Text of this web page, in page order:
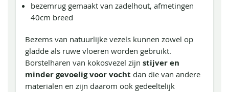
bezemrug gemaakt van zadelhout, afmetingen
40cm breed
Bezems van natuurlijke vezels kunnen zowel op
gladde als ruwe vloeren worden gebruikt.
Borstelharen van kokosvezel zijn stijver en
minder gevoelig voor vocht dan die van andere
materialen en zijn daarom ook gedeeltelijk